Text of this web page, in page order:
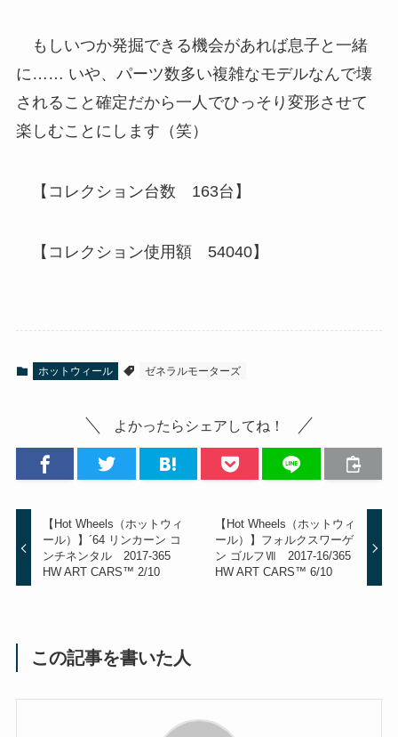
もしいつか発掘できる機会があれば息子と一緒
に…… いや、パーツ数多い複雑なモデルなんで壊
されること確定だから一人でひっそり変形させて
楽しむことにします（笑）
【コレクション台数 163台】
【コレクション使用額 54040】
ホットウィール ゼネラルモーターズ
よかったらシェアしてね！
【Hot Wheels（ホットウィ
ール）】´64 リンカーン コ
ンチネンタル 2017‐365
HW ART CARS™ 2/10
【Hot Wheels（ホットウィ
ール）】フォルクスワーゲ
ン ゴルフⅦ 2017‐16/365
HW ART CARS™ 6/10
この記事を書いた人